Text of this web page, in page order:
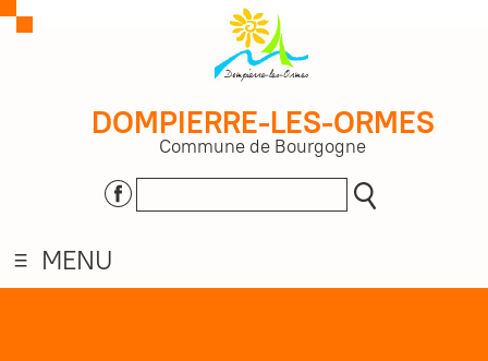
DOMPIERRE-LES-ORMES
Commune de Bourgogne
MENU